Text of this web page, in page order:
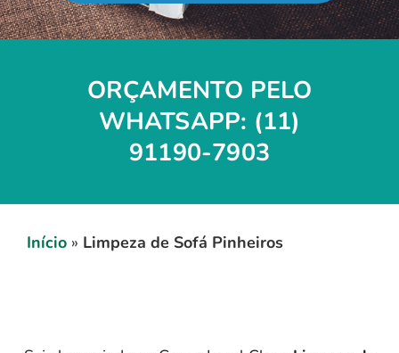
ORÇAMENTO PELO
WHATSAPP: (11)
91190-7903
Início » Limpeza de Sofá Pinheiros